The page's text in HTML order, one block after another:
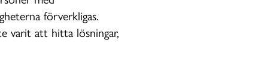
förverkligas.
varit att hitta lösningar,